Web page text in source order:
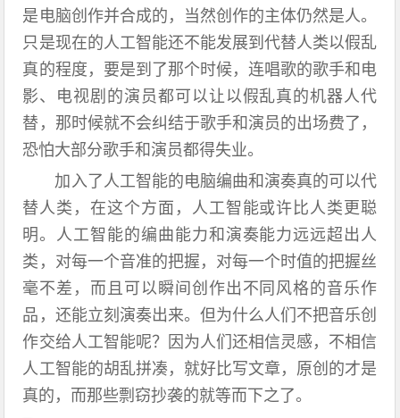
是电脑创作并合成的，当然创作的主体仍然是人。
只是现在的人工智能还不能发展到代替人类以假乱
真的程度，要是到了那个时候，连唱歌的歌手和电
影、电视剧的演员都可以让以假乱真的机器人代
替，那时候就不会纠结于歌手和演员的出场费了，
恐怕大部分歌手和演员都得失业。
加入了人工智能的电脑编曲和演奏真的可以代
替人类，在这个方面，人工智能或许比人类更聪
明。人工智能的编曲能力和演奏能力远远超出人
类，对每一个音准的把握，对每一个时值的把握丝
毫不差，而且可以瞬间创作出不同风格的音乐作
品，还能立刻演奏出来。但为什么人们不把音乐创
作交给人工智能呢？因为人们还相信灵感，不相信
人工智能的胡乱拼凑，就好比写文章，原创的才是
真的，而那些剽窃抄袭的就等而下之了。